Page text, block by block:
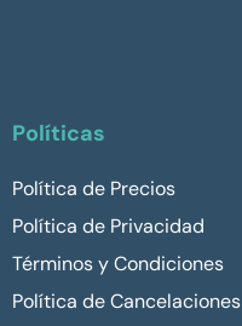
Políticas
Política de Precios
Política de Privacidad
Términos y Condiciones
Política de Cancelaciones